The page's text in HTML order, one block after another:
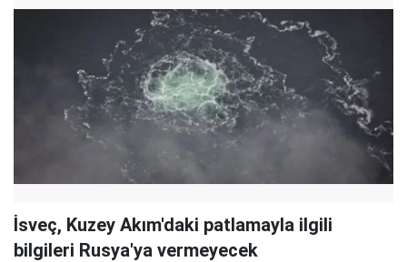
İsveç, Kuzey Akım'daki patlamayla ilgili
bilgileri Rusya'ya vermeyecek